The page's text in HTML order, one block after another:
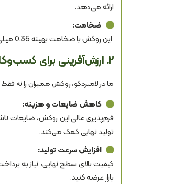
ارائه می‌دهد.
ضخامت:
این روکش با ضخامت بهینه 0.35 میلی‌متر، تعادل کاملی بین انعطاف‌پذیری برای فرم‌دهی و استحکام برای دوام بالا برقرار کرده است.
۲. ارزش‌آفرینی برای کسب‌وکار شما
ما در لامبردکو، روکش ممبران را نه
کاهش ضایعات و هزینه:
فرم‌پذیری عالی این روکش، ضایعات
تولید نهایی کمک می‌کند.
افزایش سرعت تولید:
کیفیت بالای سطح نهایی، نیاز به
بازار عرضه کنید.